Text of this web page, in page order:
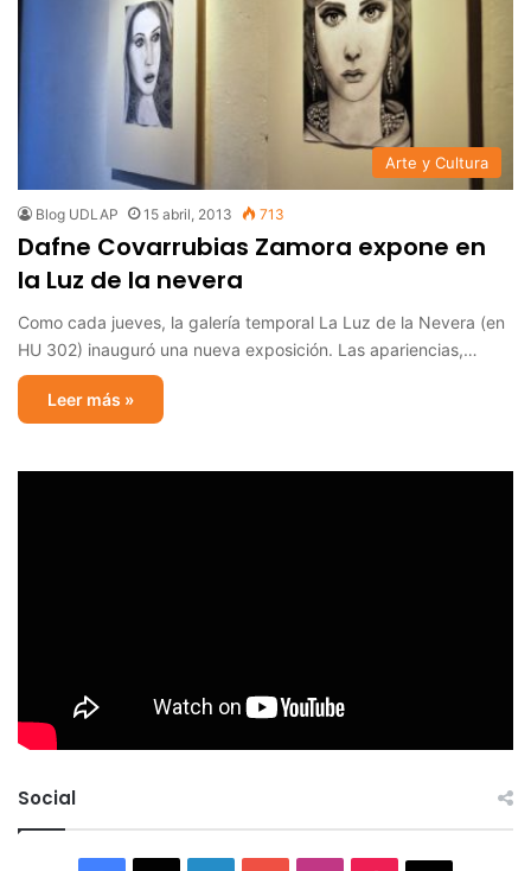
Arte y Cultura
Blog UDLAP 15 abril, 2013 713
Dafne Covarrubias Zamora expone en
la Luz de la nevera
Como cada jueves, la galería temporal La Luz de la Nevera (en
HU 302) inauguró una nueva exposición. Las apariencias,…
Leer más »
Social